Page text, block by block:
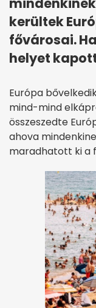
kerültek
fővárosai.
helyet
Európa
mind-mind
összeszedte
ahova
maradhatott ki a